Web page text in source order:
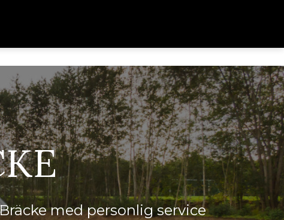
med personlig service